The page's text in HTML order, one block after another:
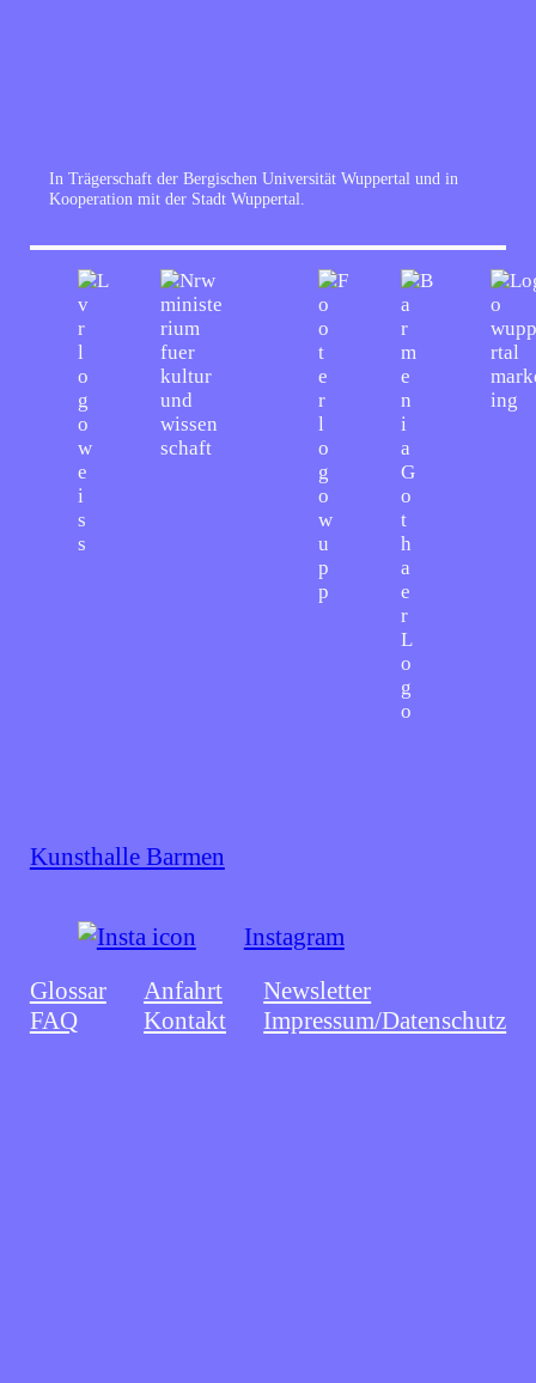
In Trägerschaft der Bergischen Universität Wuppertal und in
Kooperation mit der Stadt Wuppertal.
Kunsthalle Barmen
Instagram
Glossar
FAQ
Anfahrt
Kontakt
Newsletter
Impressum/Datenschutz